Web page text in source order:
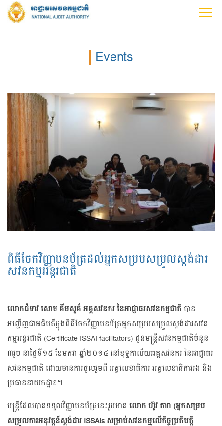
Events
ពិធី​ចែក​វិញ្ញាបនប័ត្រ​ដល់​អ្នក​សម្រប​សម្រួល​ស្តង់ដារ​
សវនកម្ម​អន្តរជាតិ
លោកជំទាវ សោម គីមសួគ៌ អគ្គសវនករ នៃ​អាជ្ញាធរ​សវនកម្ម​ជាតិ បាន​
អញ្ជើញ​ជា​អធិបតី​ក្នុង​ពិធី​ចែក​វិញ្ញាបនប័ត្រ​អ្នក​សម្រប​សម្រួល​ស្តង់ដារ​សវន
កម្ម​អន្តរ​ជាតិ (Certificate ISSAI facilitators) ជូន​មន្ត្រី​សវនកម្ម​ជាតិ​ចំនួន
៣រូប នា​ថ្ងៃទី១៥ ខែមករា ឆ្នាំ២០១៤ នៅ​ខុទ្ទកាល័យ​អគ្គសវនករ នៃ​អាជ្ញាធរ​
សវនកម្ម​ជាតិ ដោយ​មាន​ការ​ចូល​រួម​ពី អគ្គលេខាធិការ អគ្គលេខាធិការ​រង និង​
ប្រធាន​នាយកដ្ឋាន។
មន្ត្រី​ដែល​បាន​ទទួល​វិញ្ញាបនប័ត្រ​នេះ​រួម​មាន លោក ហ៊ូវ តារា (អ្នក​សម្រប​
សម្រួល​ការ​អនុវត្តន៍​ស្តង់ដារ ISSAIs សម្រាប់​សវនកម្ម​លើ​កិច្ច​ប្រតិបត្តិ